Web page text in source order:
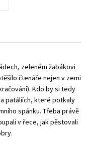
zeleném žabákovi
čtenáře nejen v zemi
Kdo by si tedy
patáliích, které potkaly
spánku. Třeba právě
v řece, jak pěstovali